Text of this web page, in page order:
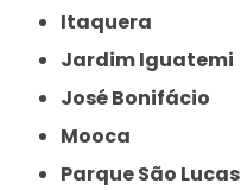
Itaquera
Jardim Iguatemi
José Bonifácio
Mooca
Parque São Lucas